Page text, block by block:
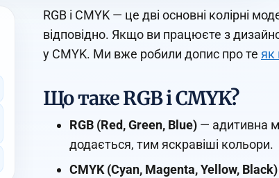
RGB і CMYK — це дві основні колірні
відповідно. Якщо ви працюєте з
у CMYK. Ми вже робили допис про те як
Що таке RGB і CMYK?
RGB (Red, Green, Blue) — адитивна
додається, тим яскравіші кольори.
CMYK (Cyan, Magenta, Yellow, Black)